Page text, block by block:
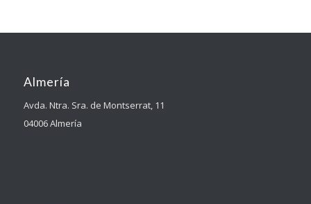
Almería
Avda. Ntra. Sra. de Montserrat, 11
04006 Almería